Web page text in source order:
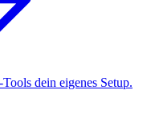
dein eigenes Setup.